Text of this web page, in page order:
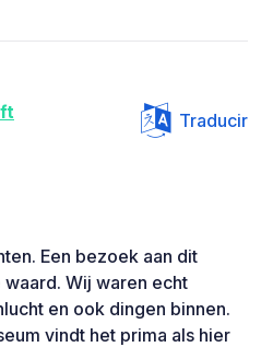
Traducir
Een bezoek aan dit
Wij waren echt
en ook dingen binnen.
vindt het prima als hier